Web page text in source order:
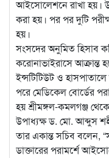
আইসোলেশনে রাখা হয়।
করা হয়। পর পর দুটি
হয়।
সংসদের অনুমিত হিসাব
করোনাভাইরাসে আক্রান্ত
ইন্সটিটিউট ও হাসপাতালে
পরে মেডিকেল বোর্ডের
হয় শ্রীমঙ্গল-কমলগঞ্জ
উপাধ্যক্ষ ড. মো. আব্দুস
তার একান্ত সচিব বলেন,
ডাক্তারের পরামর্শে